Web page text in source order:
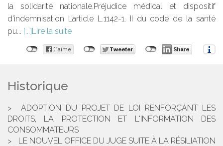
la solidarité nationale.Préjudice médical et dispositif
d'indemnisation L’article L.1142-1. II du code de la santé
pu...
Lire la suite
Historique
ADOPTION DU PROJET DE LOI RENFORÇANT LES
DROITS, LA PROTECTION ET L'INFORMATION DES
CONSOMMATEURS
LE NOUVEL OFFICE DU JUGE SUITE À LA RÉSILIATION